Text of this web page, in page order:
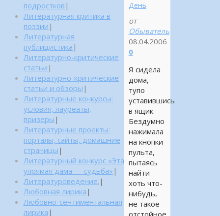
День
от
Обыватель
08.04.2006
0
Я сидела
дома,
тупо
уставившись
в ящик.
Бездумно
нажимала
на кнопки
пульта,
пытаясь
найти
хоть что-
нибудь,
не такое
отстойное
подростков |
Литературная критика в
поэзии |
Литературная
публицистика |
Литературно-критические
статьи |
Литературно-критические
статьи и обзоры |
Литературные конкурсы:
условия, лауреаты,
призеры |
Литературные проекты:
порталы, сайты, домашние
страницы |
Литературный конкурс «Эта
упрямая дама — судьба» |
Литературоведение. |
Любовная лирика |
Любовно-сентиментальная
лирика |